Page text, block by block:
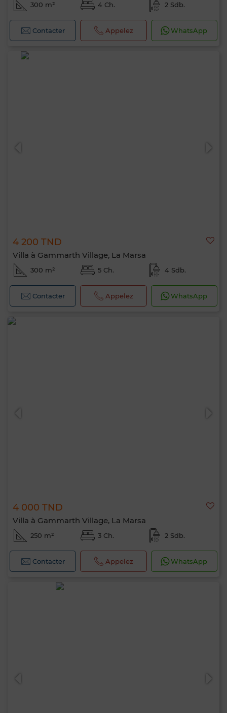
300 m² 4 Ch. 2 Sdb.
Contacter Appelez WhatsApp
4 200 TND
Villa à Gammarth Village, La Marsa
300 m² 5 Ch. 4 Sdb.
Contacter Appelez WhatsApp
4 000 TND
Villa à Gammarth Village, La Marsa
250 m² 3 Ch. 2 Sdb.
Contacter Appelez WhatsApp